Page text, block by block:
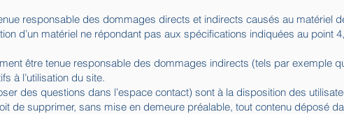
responsable des dommages directs et indirects causés au matériel
d’un matériel ne répondant pas aux spécifications indiquées au point
être tenue responsable des dommages indirects (tels par exemple
à l’utilisation du site.
des questions dans l’espace contact) sont à la disposition des
de supprimer, sans mise en demeure préalable, tout contenu déposé